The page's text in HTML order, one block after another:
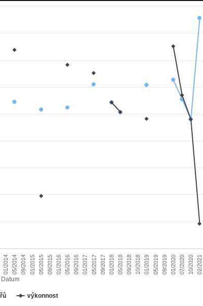
Datum
výkonnost
01/2014 05/2014 09/2014 01/2015 05/2015 09/2015 01/2016 05/2016 09/2016 01/2017 05/2017 09/2017 01/2018 05/2018 09/2018 10/2018 01/2019 05/2019 09/2019 01/2020 07/2020 10/2020 02/2021